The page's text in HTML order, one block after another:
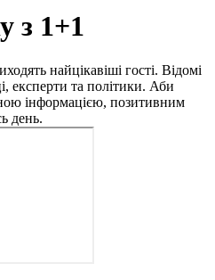
з 1+1
найцікавіші гості. Відомі
експерти та політики. Аби
інформацією, позитивним
день.